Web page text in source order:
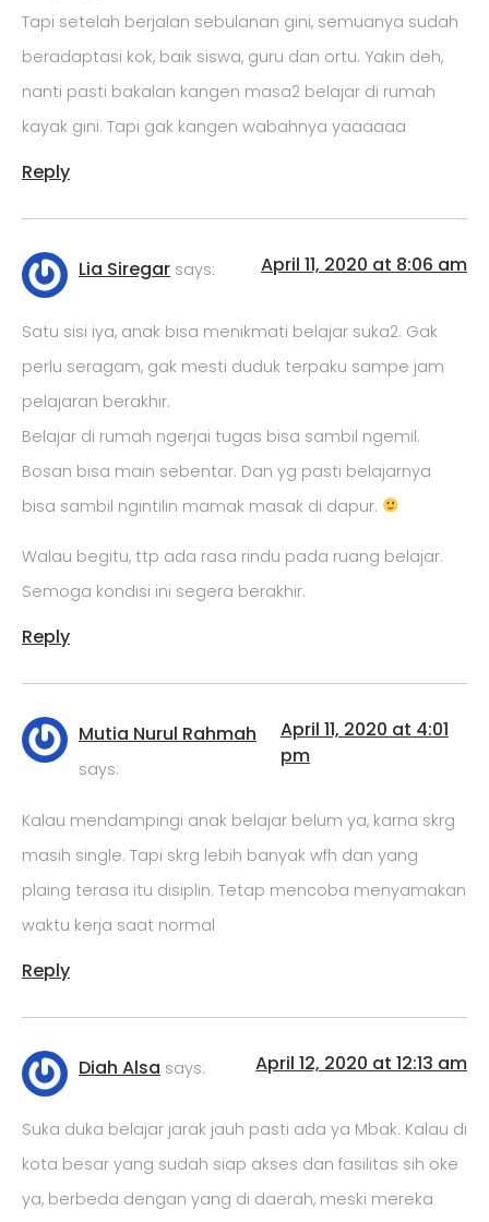
Tapi setelah berjalan sebulanan gini, semuanya sudah
beradaptasi kok, baik siswa, guru dan ortu. Yakin deh,
nanti pasti bakalan kangen masa2 belajar di rumah
kayak gini. Tapi gak kangen wabahnya yaaaaaa
Reply
Lia Siregar says: April 11, 2020 at 8:06 am
Satu sisi iya, anak bisa menikmati belajar suka2. Gak
perlu seragam, gak mesti duduk terpaku sampe jam
pelajaran berakhir.
Belajar di rumah ngerjai tugas bisa sambil ngemil.
Bosan bisa main sebentar. Dan yg pasti belajarnya
bisa sambil ngintilin mamak masak di dapur.
Walau begitu, ttp ada rasa rindu pada ruang belajar.
Semoga kondisi ini segera berakhir.
Reply
Mutia Nurul Rahmah
says:
April 11, 2020 at 4:01
pm
Kalau mendampingi anak belajar belum ya, karna skrg
masih single. Tapi skrg lebih banyak wfh dan yang
plaing terasa itu disiplin. Tetap mencoba menyamakan
waktu kerja saat normal
Reply
Diah Alsa says: April 12, 2020 at 12:13 am
Suka duka belajar jarak jauh pasti ada ya Mbak. Kalau di
kota besar yang sudah siap akses dan fasilitas sih oke
ya, berbeda dengan yang di daerah, meski mereka